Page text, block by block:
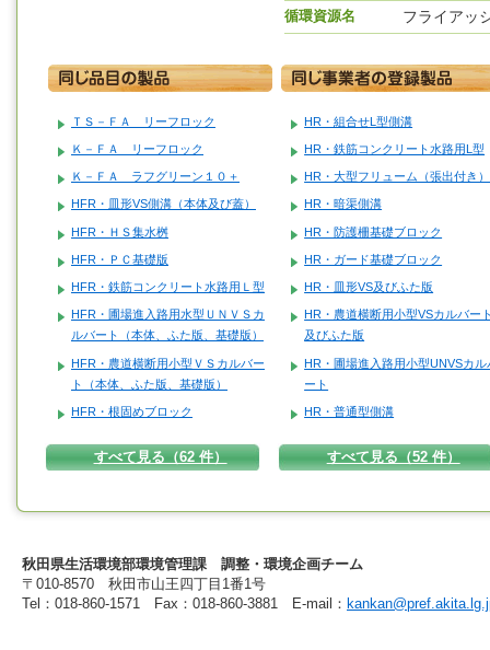
循環資源名 フライアッ
ＴＳ－ＦＡ リーフロック
Ｋ－ＦＡ リーフロック
Ｋ－ＦＡ ラフグリーン１０＋
HFR・皿形VS側溝（本体及び蓋）
HFR・ＨＳ集水桝
HFR・ＰＣ基礎版
HFR・鉄筋コンクリート水路用Ｌ型
HFR・圃場進入路用水型ＵＮＶＳカ
ルバート（本体、ふた版、基礎版）
HFR・農道横断用小型ＶＳカルバー
ト（本体、ふた版、基礎版）
HFR・根固めブロック
すべて見る（62 件）
HR・組合せL型側溝
HR・鉄筋コンクリート水路用L型
HR・大型フリューム（張出付き）
HR・暗渠側溝
HR・防護柵基礎ブロック
HR・ガード基礎ブロック
HR・皿形VS及びふた版
HR・農道横断用小型VSカルバー
及びふた版
HR・圃場進入路用小型UNVSカル
ート
HR・普通型側溝
すべて見る（52 件）
秋田県生活環境部環境管理課 調整・環境企画チーム
〒010-8570 秋田市山王四丁目1番1号
Tel：018-860-1571 Fax：018-860-3881 E-mail：